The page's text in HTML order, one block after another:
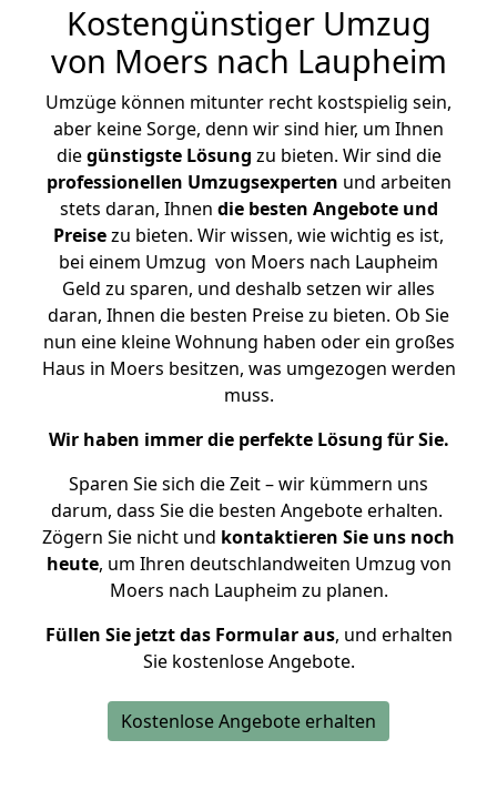
Kostengünstiger Umzug
von Moers nach Laupheim
Umzüge können mitunter recht kostspielig sein,
aber keine Sorge, denn wir sind hier, um Ihnen
diegünstigste Lösung zu bieten. Wir sind die
professionellen Umzugsexperten und arbeiten
stets daran, Ihnen die besten Angebote und
Preisezu bieten. Wir wissen, wie wichtig es ist,
bei einem Umzug von Moers nach Laupheim
Geld zu sparen, und deshalb setzen wir alles
daran, Ihnen die besten Preise zu bieten. Ob Sie
nun eine kleine Wohnung haben oder ein großes
Haus in Moers besitzen, was umgezogen werden
muss.
Wir haben immer die perfekte Lösung für Sie.
Sparen Sie sich die Zeit – wir kümmern uns
darum, dass Sie die besten Angebote erhalten.
Zögern Sie nicht und kontaktieren Sie uns noch
heute, um Ihren deutschlandweiten Umzug von
Moers nach Laupheim zu planen.
Füllen Sie jetzt das Formular aus, und erhalten
Sie kostenlose Angebote.
Kostenlose Angebote erhalten